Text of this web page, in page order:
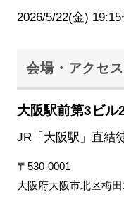
2026/5/22(金) 19:15
会場・アクセス
大阪駅前第3ビル
JR「大阪駅」直結
〒530-0001
大阪府大阪市北区梅